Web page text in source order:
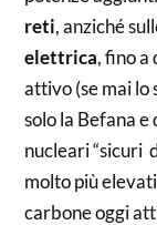
reti, anziché
elettrica, fino a
attivo (se mai lo
solo la Befana
nucleari “sicuri
molto più
carbone oggi